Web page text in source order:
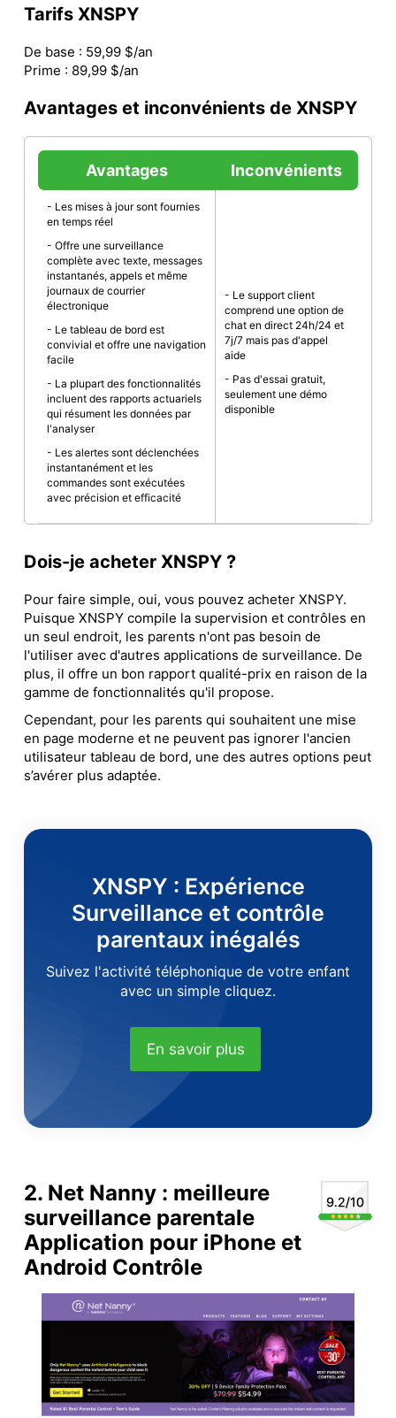
Tarifs XNSPY
De base : 59,99 $/an
Prime : 89,99 $/an
Avantages et inconvénients de XNSPY
Avantages Inconvénients
- Les mises à jour sont fournies
en temps réel
- Offre une surveillance
complète avec texte, messages
instantanés, appels et même
journaux de courrier
électronique
- Le tableau de bord est
convivial et offre une navigation
facile
- La plupart des fonctionnalités
incluent des rapports actuariels
qui résument les données par
l'analyser
- Les alertes sont déclenchées
instantanément et les
commandes sont exécutées
avec précision et efficacité
- Le support client
comprend une option de
chat en direct 24h/24 et
7j/7 mais pas d'appel
aide
- Pas d'essai gratuit,
seulement une démo
disponible
Dois-je acheter XNSPY ?
Pour faire simple, oui, vous pouvez acheter XNSPY.
Puisque XNSPY compile la supervision et contrôles en
un seul endroit, les parents n'ont pas besoin de
l'utiliser avec d'autres applications de surveillance. De
plus, il offre un bon rapport qualité-prix en raison de la
gamme de fonctionnalités qu'il propose.
Cependant, pour les parents qui souhaitent une mise
en page moderne et ne peuvent pas ignorer l'ancien
utilisateur tableau de bord, une des autres options peut
s’avérer plus adaptée.
XNSPY : Expérience
Surveillance et contrôle
parentaux inégalés
Suivez l'activité téléphonique de votre enfant
avec un simple cliquez.
En savoir plus
2. Net Nanny : meilleure
surveillance parentale
Application pour iPhone et
Android Contrôle